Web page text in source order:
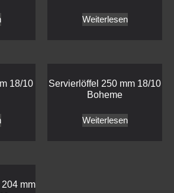
Weiterlesen
18/10
Servierlöffel 250 mm 18/10
Boheme
Weiterlesen
mm